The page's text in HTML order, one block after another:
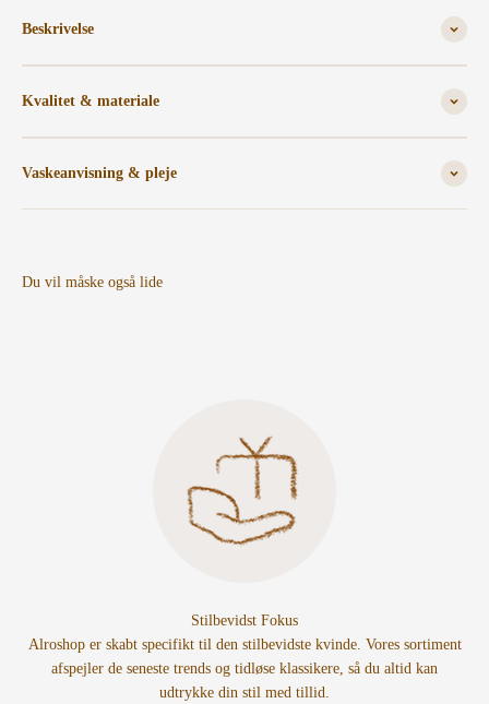
Beskrivelse
Kvalitet & materiale
Vaskeanvisning & pleje
Stilbevidst Fokus
Alroshop er skabt specifikt til den stilbevidste kvinde. Vores sortiment
afspejler de seneste trends og tidløse klassikere, så du altid kan
udtrykke din stil med tillid.